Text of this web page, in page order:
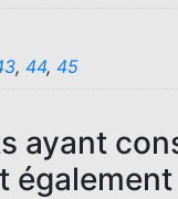
, 44, 45
ayant